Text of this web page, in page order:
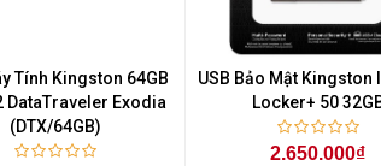
Tính Kingston 64GB
DataTraveler Exodia
(DTX/64GB)
USB Bảo Mật Kingston
Locker+ 50
2.650.000₫